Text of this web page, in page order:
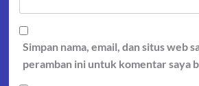
Simpan nama, email, dan situs web
peramban ini untuk komentar saya